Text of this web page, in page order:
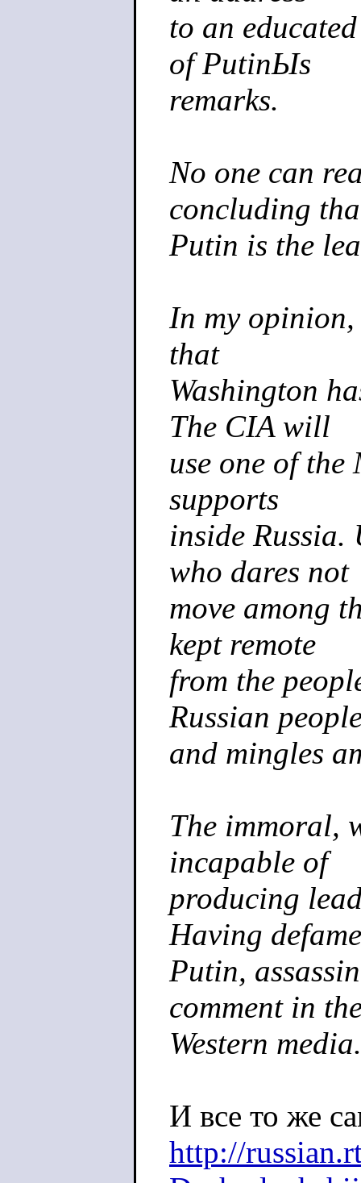
to an
of PutinЫs
remarks.
No one can
concluding
Putin is the
In my
that
Washington
The CIA will
use one of
supports
inside Russia.
who dares not
move among
kept remote
from the
Russian
and mingles
The immoral,
incapable of
producing
Having
Putin,
comment in
Western media.
И все то же
http://